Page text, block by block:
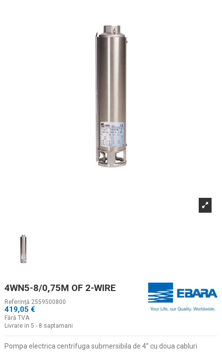
4WN5-8/0,75M OF 2-WIRE
Referinţă 2559500800
419,05 €
Fără TVA
Livrare in 5 - 8 saptamani
Pompa electrica centrifuga submersibila de 4” cu doua cabluri